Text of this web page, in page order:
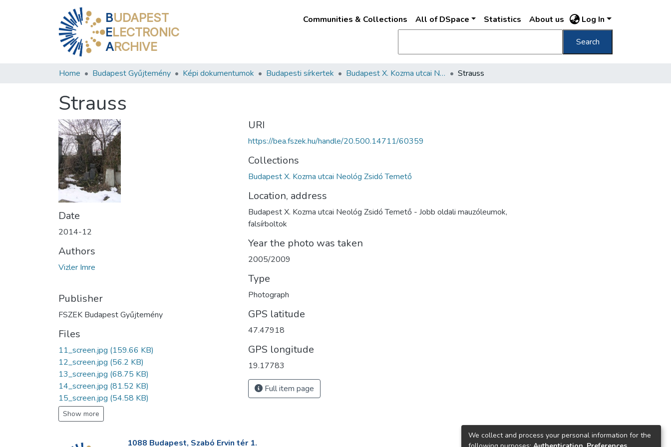
BUDAPEST
ELECTRONIC
ARCHIVE
Communities & Collections All of DSpace Statistics About us Log In
Search
Home Budapest Gyűjtemény Képi dokumentumok Budapesti sírkertek Budapest X. Kozma utcai Neológ Zsidó Temető Strauss
Strauss
Date
2014-12
Authors
Vizler Imre
Publisher
FSZEK Budapest Gyűjtemény
Files
11_screen.jpg (159.66 KB)
12_screen.jpg (56.2 KB)
13_screen.jpg (68.75 KB)
14_screen.jpg (81.52 KB)
15_screen.jpg (54.58 KB)
Show more
URI
https://bea.fszek.hu/handle/20.500.14711/60359
Collections
Budapest X. Kozma utcai Neológ Zsidó Temető
Location, address
Budapest X. Kozma utcai Neológ Zsidó Temető - Jobb oldali mauzóleumok,
falsírboltok
Year the photo was taken
2005/2009
Type
Photograph
GPS latitude
47.47918
GPS longitude
19.17783
Full item page
1088 Budapest, Szabó Ervin tér 1.
We collect and process your personal information for the